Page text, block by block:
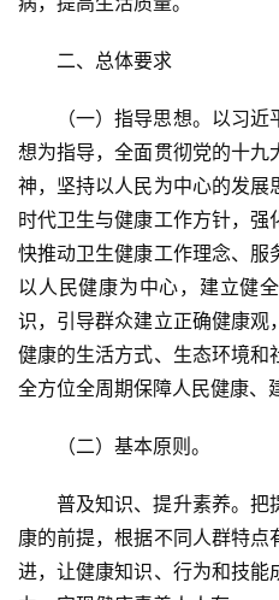
二、总体要求
（一）指导思想。以习
想为指导，全面贯彻党的十
神，坚持以人民为中心的发
时代卫生与健康工作方针，
快推动卫生健康工作理念、服
以人民健康为中心，建立健
识，引导群众建立正确健康
健康的生活方式、生态环境和
全方位全周期保障人民健康、
（二）基本原则。
普及知识、提升素养。把
康的前提，根据不同人群特
进，让健康知识、行为和技